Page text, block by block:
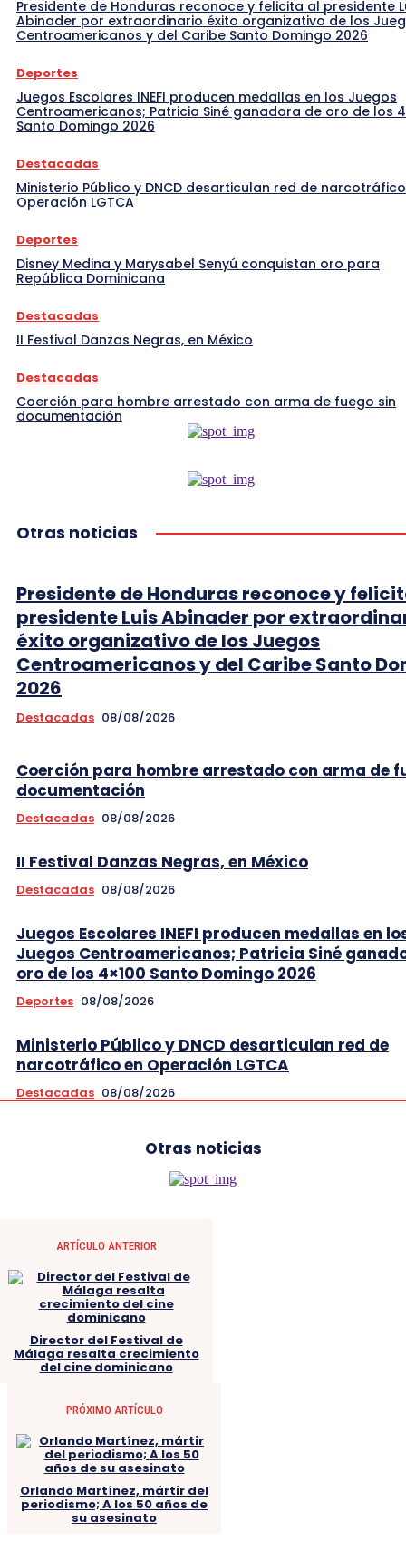
Presidente de Honduras reconoce y felicita al presidente
Abinader por extraordinario éxito organizativo de los
Centroamericanos y del Caribe Santo Domingo 2026
Deportes
Juegos Escolares INEFI producen medallas en los Juegos
Centroamericanos; Patricia Siné ganadora de oro de los
Santo Domingo 2026
Destacadas
Ministerio Público y DNCD desarticulan red de
Operación LGTCA
Deportes
Disney Medina y Marysabel Senyú conquistan oro para
República Dominicana
Destacadas
II Festival Danzas Negras, en México
Destacadas
Coerción para hombre arrestado con arma de fuego sin
documentación
Otras noticias
Presidente de Honduras reconoce y
presidente Luis Abinader por
éxito organizativo de los Juegos
Centroamericanos y del Caribe Santo
2026
Destacadas 08/08/2026
Coerción para hombre arrestado con arma de
documentación
Destacadas 08/08/2026
II Festival Danzas Negras, en México
Destacadas 08/08/2026
Juegos Escolares INEFI producen medallas en
Juegos Centroamericanos; Patricia Siné
oro de los 4×100 Santo Domingo 2026
Deportes 08/08/2026
Ministerio Público y DNCD desarticulan red de
narcotráfico en Operación LGTCA
Destacadas 08/08/2026
Otras noticias
ARTÍCULO ANTERIOR
Director del Festival de
Málaga resalta crecimiento
del cine dominicano
PRÓXIMO ARTÍCULO
Orlando Martínez, mártir del
periodismo; A los 50 años de
su asesinato